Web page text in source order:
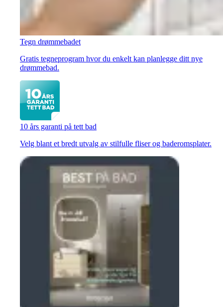
Tegn drømmebadet
Gratis tegneprogram hvor du enkelt kan planlegge ditt nye
drømmebad.
10 års garanti på tett bad
Velg blant et bredt utvalg av stilfulle fliser og baderomsplater.